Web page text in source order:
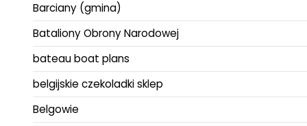
Barciany (gmina)
Bataliony Obrony Narodowej
bateau boat plans
belgijskie czekoladki sklep
Belgowie